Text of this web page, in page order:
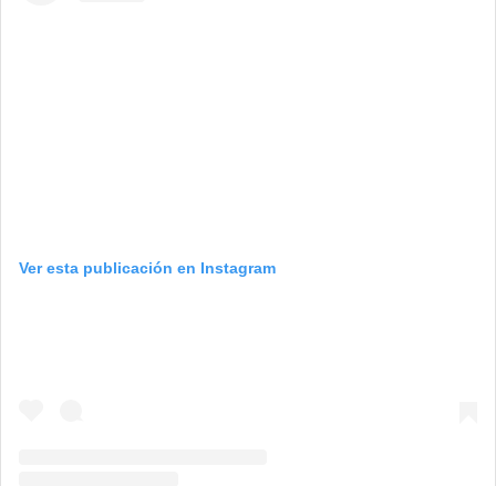
Ver esta publicación en Instagram